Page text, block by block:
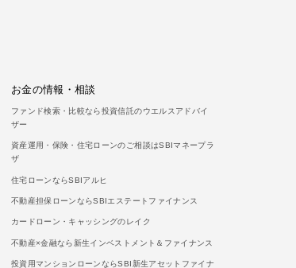
お金の情報・相談
ファンド検索・比較なら投資信託のウエルスアドバイ
ザー
資産運用・保険・住宅ローンのご相談はSBIマネープラ
ザ
住宅ローンならSBIアルヒ
不動産担保ローンならSBIエステートファイナンス
カードローン・キャッシングのレイク
不動産×金融なら新生インベストメント＆ファイナンス
投資用マンションローンならSBI新生アセットファイナ